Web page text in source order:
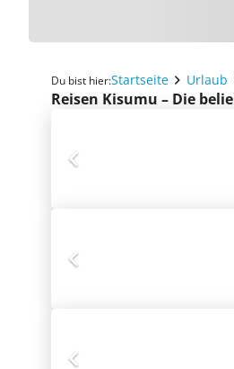
Du bist hier:Startseite Urlaub
Reisen Kisumu – Die